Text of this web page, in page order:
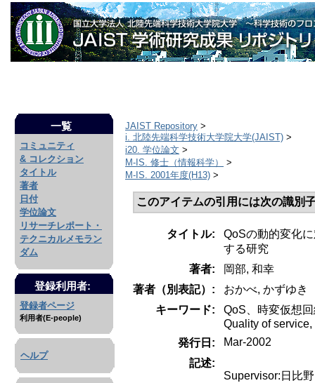
一覧
コミュニティ
& コレクション
タイトル
著者
日付
学位論文
リサーチレポート・
テクニカルメモラン
ダム
登録利用者:
登録者ページ
利用者(E-people)
ヘルプ
JAIST Repository >
i. 北陸先端科学技術大学院大学(JAIST) >
i20. 学位論文 >
M-IS. 修士（情報科学）
>
M-IS. 2001年度(H13) >
このアイテムの引用には次の識別
タイトル:
QoSの動的変化
する研究
著者:
岡部, 和幸
著者（別表記）:
おかべ, かずゆき
キーワード:
QoS、時変仮想
Quality of
発行日:
Mar-2002
記述:
Supervisor:日比